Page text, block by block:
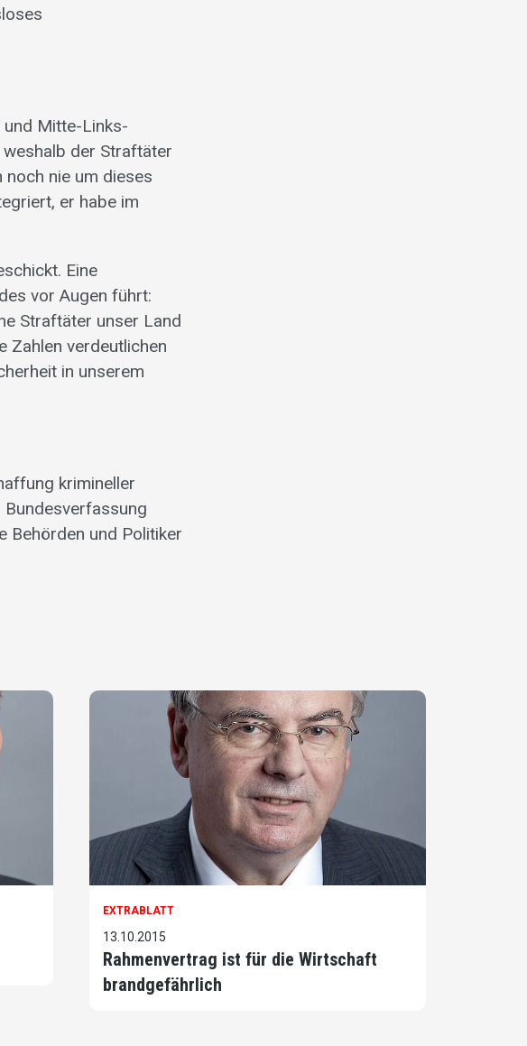
und Mitte-Links-
weshalb der Straftäter
noch nie um dieses
er habe im
Eine
vor Augen führt:
Straftäter unser Land
Zahlen verdeutlichen
in unserem
krimineller
Behörden und Politiker
EXTRABLATT
13.10.2015
Rahmenvertrag ist für die Wirtschaft
brandgefährlich